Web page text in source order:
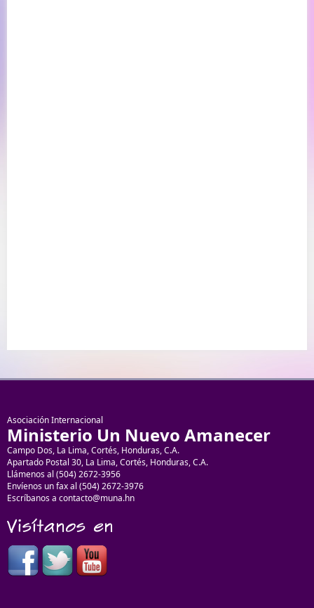
Asociación Internacional
Ministerio Un Nuevo Amanecer
Campo Dos, La Lima, Cortés, Honduras, C.A.
Apartado Postal 30, La Lima, Cortés, Honduras, C.A.
Llámenos al (504) 2672-3956
Envíenos un fax al (504) 2672-3976
Escríbanos a contacto@muna.hn